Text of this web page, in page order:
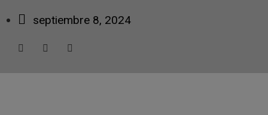
septiembre 8, 2024